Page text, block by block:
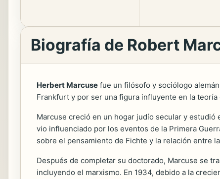
Biografía de Robert
Herbert Marcuse fue un filósofo y sociólogo
Frankfurt y por ser una figura influyente en la
Marcuse creció en un hogar judío secular y
vio influenciado por los eventos de la Primera
sobre el pensamiento de Fichte y la relación entre
Después de completar su doctorado, Marcuse se
incluyendo el marxismo. En 1934, debido a la